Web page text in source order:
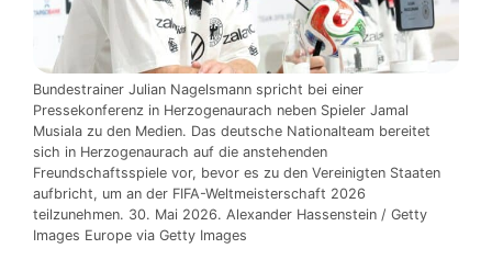
Bundestrainer Julian Nagelsmann spricht bei einer
Pressekonferenz in Herzogenaurach neben Spieler Jamal
Musiala zu den Medien. Das deutsche Nationalteam bereitet
sich in Herzogenaurach auf die anstehenden
Freundschaftsspiele vor, bevor es zu den Vereinigten Staaten
aufbricht, um an der FIFA-Weltmeisterschaft 2026
teilzunehmen. 30. Mai 2026. Alexander Hassenstein / Getty
Images Europe via Getty Images